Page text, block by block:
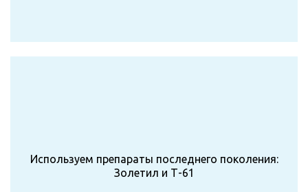
Используем препараты последнего поколения:
Золетил и Т-61